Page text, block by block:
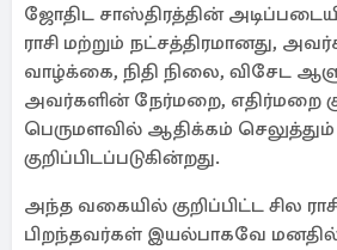
ஜோதிட சாஸ்திரத்தின்
ராசி மற்றும் நட்சத்திரமானது,
வாழ்க்கை, நிதி நிலை, விசேட
அவர்களின் நேர்மறை, எதிர்மறை
பெருமளவில் ஆதிக்கம்
குறிப்பிடப்படுகின்றது.
அந்த வகையில் குறிப்பிட்ட சில
பிறந்தவர்கள் இயல்பாகவே